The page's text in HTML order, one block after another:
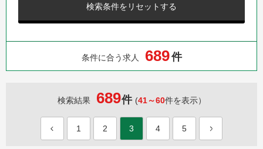
検索条件をリセットする
条件に合う求人 689件
検索結果 689件 (41～60件を表示）
1 2 3 4 5